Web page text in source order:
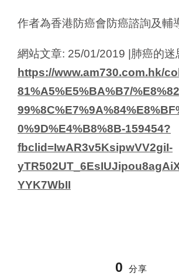
作者為香港防癌會防癌諮詢及輔
網站文章: 25/01/2019 |肺癌的迷
https://www.am730.com.hk/
81%A5%E5%BA%B7/
0%9D%E4%B8%8B-159454?
fbclid=IwAR3v5KsipwVV2giI-
YYK7WbII
0 分享